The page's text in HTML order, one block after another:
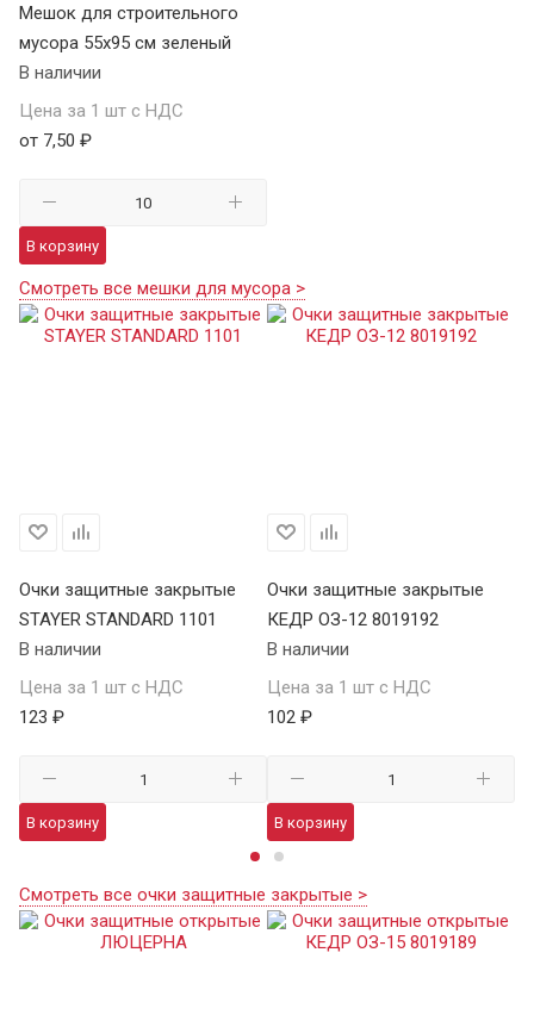
Мешок для строительного
мусора 55х95 см зеленый
В наличии
Цена за 1 шт с НДС
от 7,50 ₽
В корзину
Смотреть все мешки для мусора >
Очки защитные закрытые
STAYER STANDARD 1101
В наличии
Цена за 1 шт с НДС
123 ₽
В корзину
Очки защитные закрытые
КЕДР ОЗ-12 8019192
В наличии
Цена за 1 шт с НДС
102 ₽
В корзину
Смотреть все очки защитные закрытые >